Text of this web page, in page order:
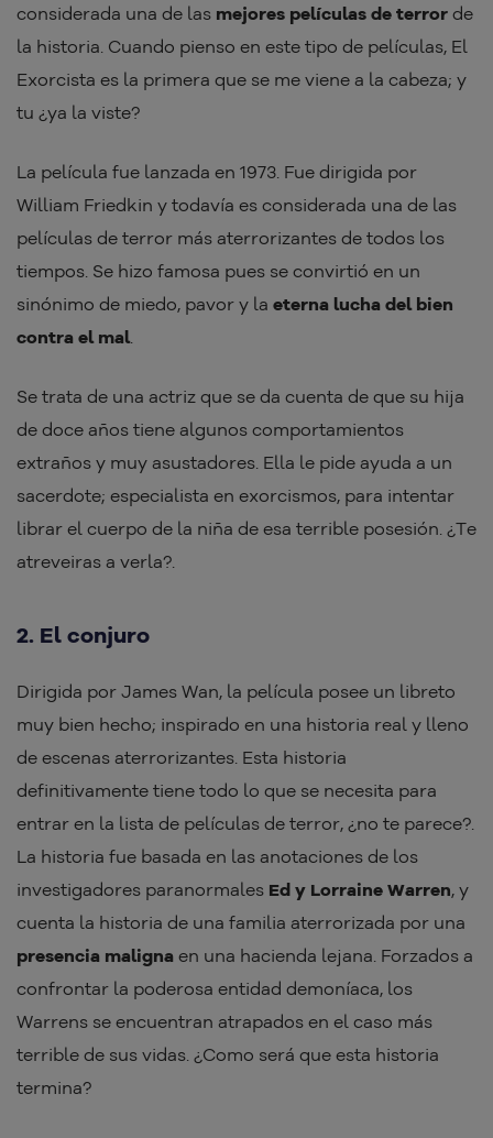
considerada una de las mejores películas de terror de
la historia. Cuando pienso en este tipo de películas, El
Exorcista es la primera que se me viene a la cabeza; y
tu ¿ya la viste?
La película fue lanzada en 1973. Fue dirigida por
William Friedkin y todavía es considerada una de las
películas de terror más aterrorizantes de todos los
tiempos. Se hizo famosa pues se convirtió en un
sinónimo de miedo, pavor y la eterna lucha del bien
contra el mal.
Se trata de una actriz que se da cuenta de que su hija
de doce años tiene algunos comportamientos
extraños y muy asustadores. Ella le pide ayuda a un
sacerdote; especialista en exorcismos, para intentar
librar el cuerpo de la niña de esa terrible posesión. ¿Te
atreveiras a verla?.
2. El conjuro
Dirigida por James Wan, la película posee un libreto
muy bien hecho; inspirado en una historia real y lleno
de escenas aterrorizantes. Esta historia
definitivamente tiene todo lo que se necesita para
entrar en la lista de películas de terror, ¿no te parece?.
La historia fue basada en las anotaciones de los
investigadores paranormales Ed y Lorraine Warren, y
cuenta la historia de una familia aterrorizada por una
presencia maligna en una hacienda lejana. Forzados a
confrontar la poderosa entidad demoníaca, los
Warrens se encuentran atrapados en el caso más
terrible de sus vidas. ¿Como será que esta historia
termina?